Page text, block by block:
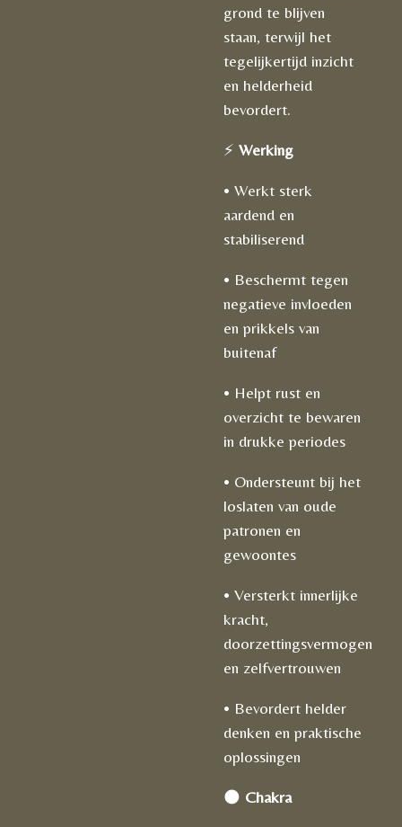
grond te blijven
staan, terwijl het
tegelijkertijd inzicht
en helderheid
bevordert.
⚡ Werking
• Werkt sterk
aardend en
stabiliserend
• Beschermt tegen
negatieve invloeden
en prikkels van
buitenaf
• Helpt rust en
overzicht te bewaren
in drukke periodes
• Ondersteunt bij het
loslaten van oude
patronen en
gewoontes
• Versterkt innerlijke
kracht,
doorzettingsvermogen
en zelfvertrouwen
• Bevordert helder
denken en praktische
oplossingen
🌑 Chakra